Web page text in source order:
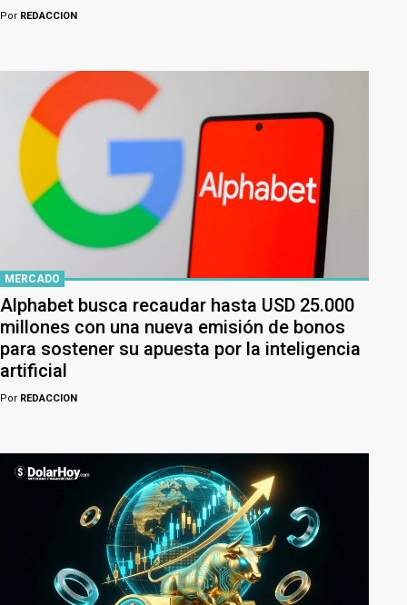
Por REDACCION
MERCADO
Alphabet busca recaudar hasta USD 25.000
millones con una nueva emisión de bonos
para sostener su apuesta por la inteligencia
artificial
Por REDACCION